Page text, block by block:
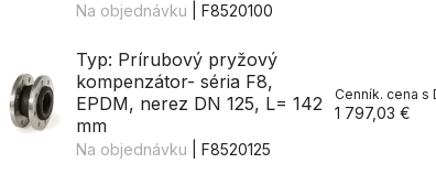
Na objednávku | F8520100
Typ: Prírubový pryžový
kompenzátor- séria F8,
EPDM, nerez DN 125, L= 142
mm
Na objednávku | F8520125
1 797,03 €